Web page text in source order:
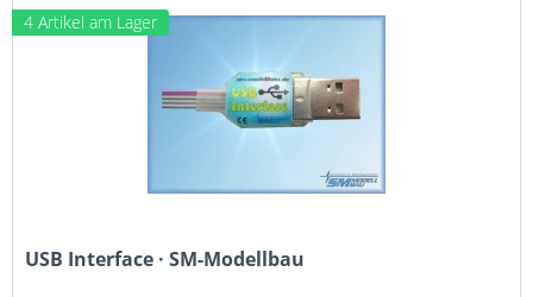
4 Artikel am Lager
USB Interface · SM-Modellbau